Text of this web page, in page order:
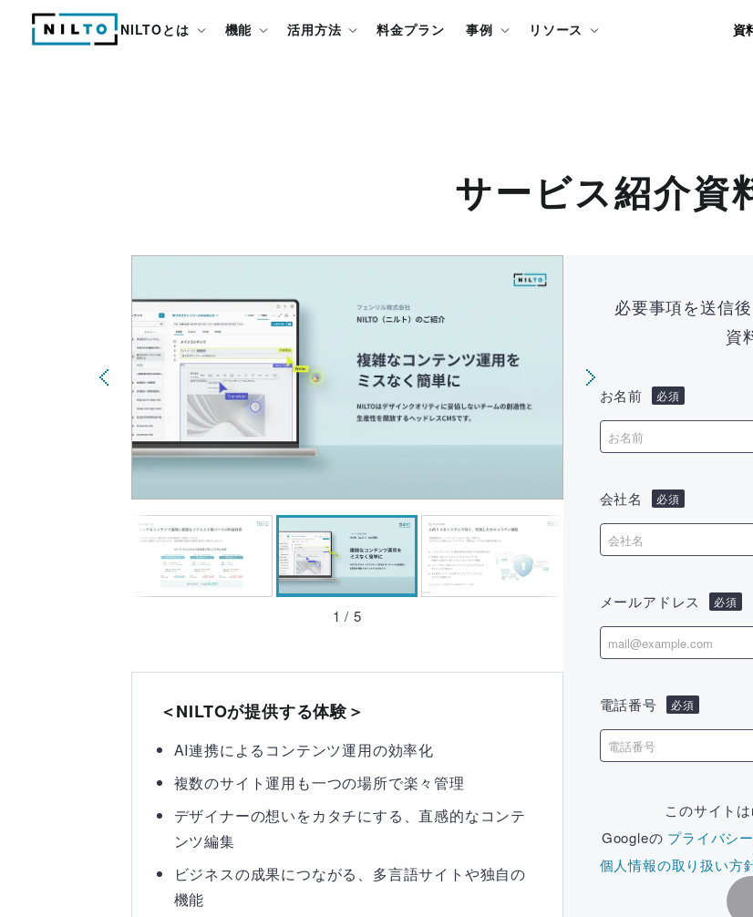
NILTOとは 機能 活用方法 料金プラン 事例 リソース 資
サービス紹介資
1 / 5
＜NILTOが提供する体験＞
AI連携によるコンテンツ運用の効率化
複数のサイト運用も一つの場所で楽々管理
デザイナーの想いをカタチにする、直感的なコンテ
ンツ編集
ビジネスの成果につながる、多言語サイトや独自の
機能
必要事項を送信
資
お名前
会社名
メールアドレス
電話番号
このサイト
Googleの プライバシ
個人情報の取り扱い方